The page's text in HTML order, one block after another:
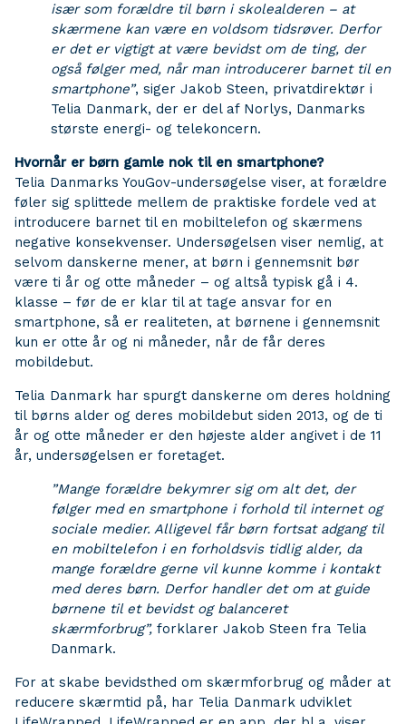
især som forældre til børn i skolealderen – at
skærmene kan være en voldsom tidsrøver. Derfor
er det er vigtigt at være bevidst om de ting, der
også følger med, når man introducerer barnet til en
smartphone”, siger Jakob Steen, privatdirektør i
Telia Danmark, der er del af Norlys, Danmarks
største energi- og telekoncern.
Hvornår er børn gamle nok til en smartphone?
Telia Danmarks YouGov-undersøgelse viser, at forældre
føler sig splittede mellem de praktiske fordele ved at
introducere barnet til en mobiltelefon og skærmens
negative konsekvenser. Undersøgelsen viser nemlig, at
selvom danskerne mener, at børn i gennemsnit bør
være ti år og otte måneder – og altså typisk gå i 4.
klasse – før de er klar til at tage ansvar for en
smartphone, så er realiteten, at børnene i gennemsnit
kun er otte år og ni måneder, når de får deres
mobildebut.
Telia Danmark har spurgt danskerne om deres holdning
til børns alder og deres mobildebut siden 2013, og de ti
år og otte måneder er den højeste alder angivet i de 11
år, undersøgelsen er foretaget.
”Mange forældre bekymrer sig om alt det, der
følger med en smartphone i forhold til internet og
sociale medier. Alligevel får børn fortsat adgang til
en mobiltelefon i en forholdsvis tidlig alder, da
mange forældre gerne vil kunne komme i kontakt
med deres børn. Derfor handler det om at guide
børnene til et bevidst og balanceret
skærmforbrug”, forklarer Jakob Steen fra Telia
Danmark.
For at skabe bevidsthed om skærmforbrug og måder at
reducere skærmtid på, har Telia Danmark udviklet